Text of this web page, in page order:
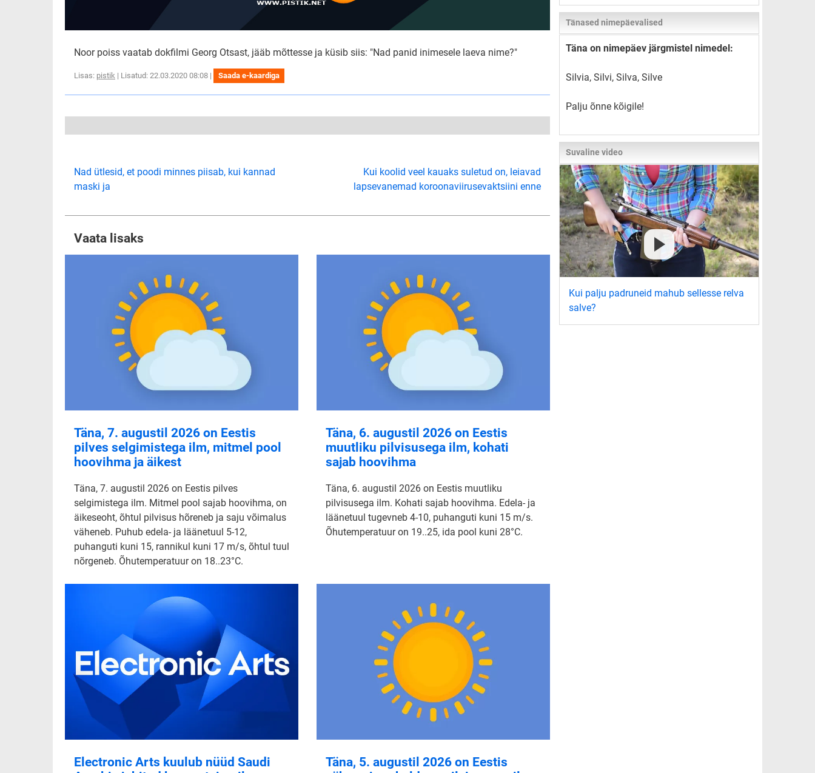
Noor poiss vaatab dokfilmi Georg Otsast, jääb mõttesse ja küsib siis: "Nad panid inimesele laeva nime?"
Lisas: pistik | Lisatud: 22.03.2020 08:08 | Saada e-kaardiga
Nad ütlesid, et poodi minnes piisab, kui kannad
maski ja
Kui koolid veel kauaks suletud on, leiavad
lapsevanemad koroonaviirusevaktsiini enne
Vaata lisaks
Täna, 7. augustil 2026 on Eestis
pilves selgimistega ilm, mitmel pool
hoovihma ja äikest
Täna, 7. augustil 2026 on Eestis pilves
selgimistega ilm. Mitmel pool sajab hoovihma, on
äikeseoht, õhtul pilvisus hõreneb ja saju võimalus
väheneb. Puhub edela- ja läänetuul 5-12,
puhanguti kuni 15, rannikul kuni 17 m/s, õhtul tuul
nõrgeneb. Õhutemperatuur on 18..23°C.
Täna, 6. augustil 2026 on Eestis
muutliku pilvisusega ilm, kohati
sajab hoovihma
Täna, 6. augustil 2026 on Eestis muutliku
pilvisusega ilm. Kohati sajab hoovihma. Edela- ja
läänetuul tugevneb 4-10, puhanguti kuni 15 m/s.
Õhutemperatuur on 19..25, ida pool kuni 28°C.
Electronic Arts kuulub nüüd Saudi
Täna, 5. augustil 2026 on Eestis
Tänased nimepäevalised
Täna on nimepäev järgmistel nimedel:
Silvia, Silvi, Silva, Silve
Palju õnne kõigile!
Suvaline video
Kui palju padruneid mahub sellesse relva
salve?